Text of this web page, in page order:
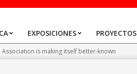
EXPOSICIONES PROYECTOS
Association is making itself better-known